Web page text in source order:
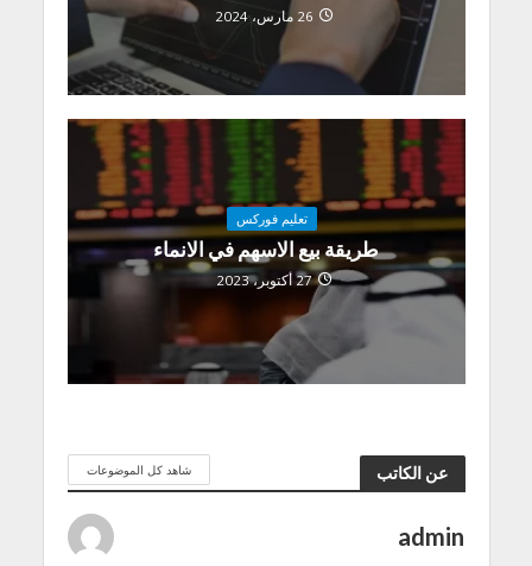
26 مارس، 2024
تعليم فوركس
طريقة بيع الاسهم في الانماء
27 أكتوبر، 2023
عن الكاتب شاهد كل الموضوعات
admin